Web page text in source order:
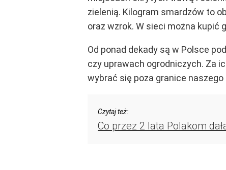
zielenią. Kilogram smardzów to
oraz wzrok. W sieci można kupić
Od ponad dekady są w Polsce
czy uprawach ogrodniczych. Za
wybrać się poza granice naszego
Czytaj też:
Co przez 2 lata Polakom